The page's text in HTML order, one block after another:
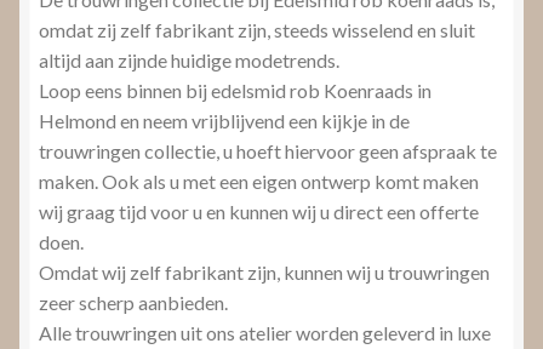
omdat zij zelf fabrikant zijn, steeds wisselend en sluit
altijd aan zijnde huidige modetrends.
Loop eens binnen bij edelsmid rob Koenraads in
Helmond en neem vrijblijvend een kijkje in de
trouwringen collectie, u hoeft hiervoor geen afspraak te
maken. Ook als u met een eigen ontwerp komt maken
wij graag tijd voor u en kunnen wij u direct een offerte
doen.
Omdat wij zelf fabrikant zijn, kunnen wij u trouwringen
zeer scherp aanbieden.
Alle trouwringen uit ons atelier worden geleverd in luxe